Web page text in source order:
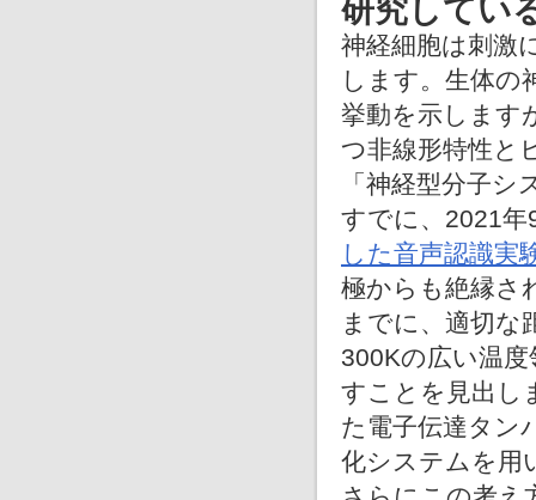
研究してい
神経細胞は刺激
します。生体の
挙動を示します
つ非線形特性と
「神経型分子
すでに、2021年
した音声認識実
極からも絶縁さ
までに、適切な
300Kの広い温
すことを見出し
た電子伝達タン
化システムを用